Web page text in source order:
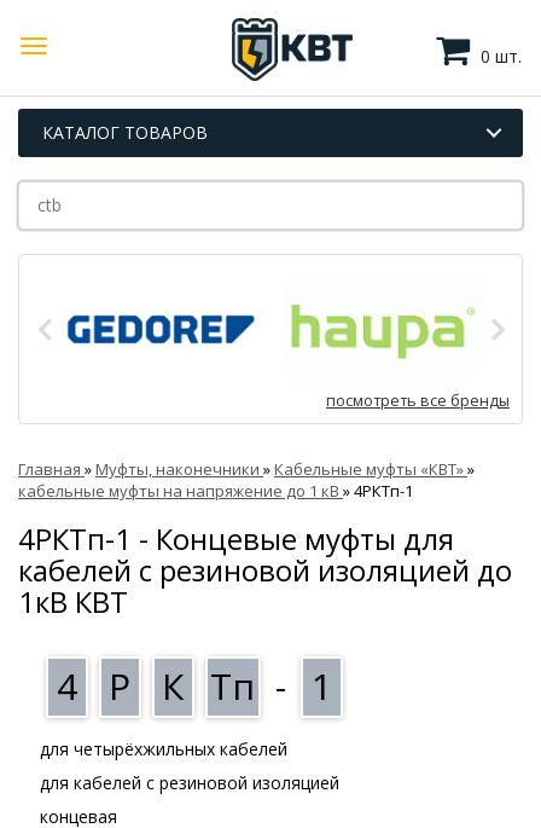
0 шт.
КАТАЛОГ ТОВАРОВ
посмотреть все бренды
Главная »Муфты, наконечники »Кабельные муфты «КВТ»»
кабельные муфты на напряжение до 1 кВ »4РКТп-1
4РКТп-1 - Концевые муфты для
кабелей с резиновой изоляцией до
1кВ КВТ
4 Р К Тп - 1
для четырёхжильных кабелей
для кабелей с резиновой изоляцией
концевая